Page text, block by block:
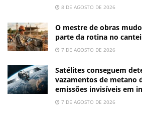
8 DE AGOSTO DE 2026
O mestre de obras
parte da rotina no
7 DE AGOSTO DE 2026
Satélites conseguem
vazamentos de metano
emissões invisíveis em
7 DE AGOSTO DE 2026